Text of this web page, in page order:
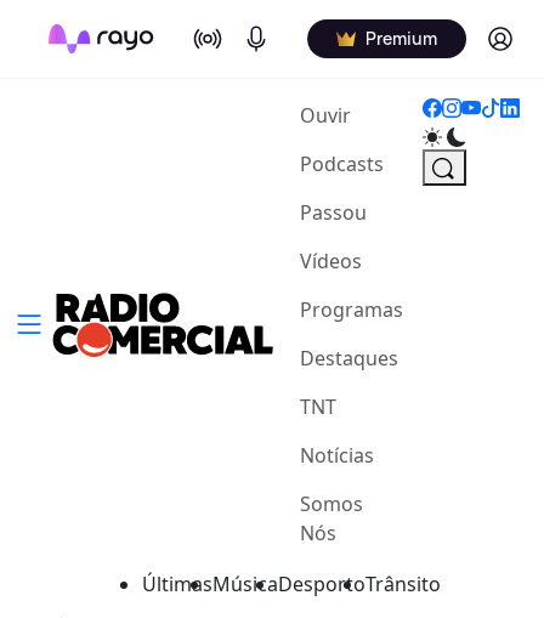
On Air Podcasts Premium Log in
Ouvir(current)
Podcasts
Passou
Vídeos
Programas
Destaques
TNT
Notícias
Somos
Nós
ÚltimasMúsicaDesportoTrânsito